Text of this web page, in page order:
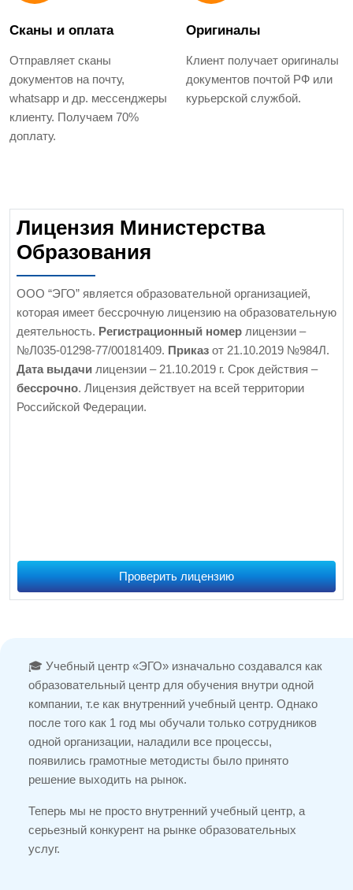
Сканы и оплата
Отправляет сканы
документов на почту,
whatsapp и др. мессенджеры
клиенту. Получаем 70%
доплату.
Оригиналы
Клиент получает оригиналы
документов почтой РФ или
курьерской службой.
Лицензия Министерства
Образования
ООО “ЭГО” является образовательной организацией,
которая имеет бессрочную лицензию на образовательную
деятельность. Регистрационный номер лицензии –
№Л035-01298-77/00181409. Приказ от 21.10.2019 №984Л.
Дата выдачи лицензии – 21.10.2019 г. Срок действия –
бессрочно. Лицензия действует на всей территории
Российской Федерации.
Проверить лицензию
🎓 Учебный центр «ЭГО» изначально создавался как
образовательный центр для обучения внутри одной
компании, т.е как внутренний учебный центр. Однако
после того как 1 год мы обучали только сотрудников
одной организации, наладили все процессы,
появились грамотные методисты было принято
решение выходить на рынок.
Теперь мы не просто внутренний учебный центр, а
серьезный конкурент на рынке образовательных
услуг.